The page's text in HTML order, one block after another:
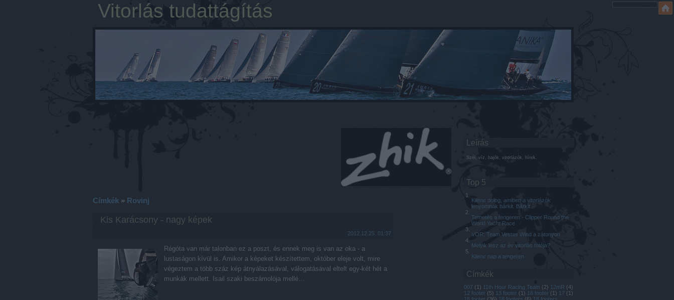
Vitorlás tudattágítás
Leírás
Szél, víz, hajók, vitorlázók, hírek.
Top 5
Kilenc dolog, amiben a vitorlázók
lenyomnak bárkit. Bárkit.
Temetés a tengeren - Clipper Round the
World Yacht Race
VOR: Team Vestas Wind a zátonyon
Melyik lesz az év vitorlás fotója?
Kilenc nap a tengeren
Címkék
007 (1) 11th Hour Racing Team (2) 12mR (4)
12 footer (5) 13 footer (1) 16 footer (1) 17 (1)
Címkék» Rovinj
Kis Karácsony - nagy képek
2012.12.25. 01:37
Régóta van már talonban ez a poszt, és ennek meg is van az oka - a
lustaságon kívül is. Amikor a képeket készítettem, október eleje volt, mire
végeztem a több száz kép átnyálazásával, válogatásával eltelt egy-két hét a
munkák mellett. Isail szaki beszámolója mellé…